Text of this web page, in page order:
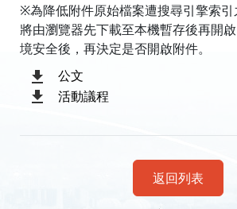
※為降低附件原始檔案遭搜尋引擎索
將由瀏覽器先下載至本機暫存後再開
境安全後，再決定是否開啟附件。
公文
活動議程
返回列表